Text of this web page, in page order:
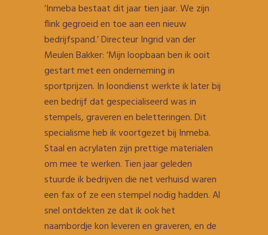
‘Inmeba bestaat dit jaar tien jaar. We zijn
flink gegroeid en toe aan een nieuw
bedrijfspand.’ Directeur Ingrid van der
Meulen Bakker: ‘Mijn loopbaan ben ik ooit
gestart met een onderneming in
sportprijzen. In loondienst werkte ik later bij
een bedrijf dat gespecialiseerd was in
stempels, graveren en beletteringen. Dit
specialisme heb ik voortgezet bij Inmeba.
Staal en acrylaten zijn prettige materialen
om mee te werken. Tien jaar geleden
stuurde ik bedrijven die net verhuisd waren
een fax of ze een stempel nodig hadden. Al
snel ontdekten ze dat ik ook het
naambordje kon leveren en graveren, en de